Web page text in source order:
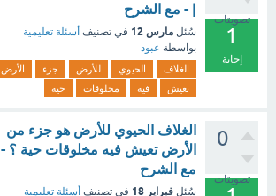
تصويتات
1
إجابة
| - مع الشرح
سُئل مارس 12 في تصنيف أسئلة تعليمية
بواسطة عبود
الغلاف الحيوي للأرض جزء
الأرض
تعيش
فيه مخلوقات حية
0
تصويتات
الغلاف الحيوي للأرض هو جزء من
الأرض تعيش فيه مخلوقات حية ؟ -
مع الشرح
سُئل فبراير 18 في تصنيف أسئلة تعليمية